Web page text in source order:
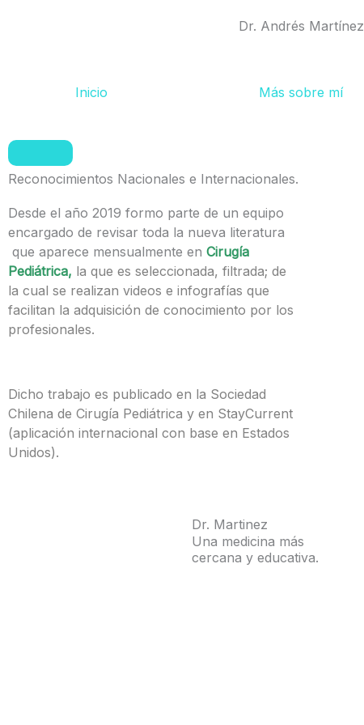
Dr. Andrés Martínez
Inicio Más sobre mí
Reconocimientos Nacionales e Internacionales.
Desde el año 2019 formo parte de un equipo
encargado de revisar toda la nueva literatura
que aparece mensualmente en Cirugía
Pediátrica, la que es seleccionada, filtrada; de
la cual se realizan videos e infografías que
facilitan la adquisición de conocimiento por los
profesionales.
Dicho trabajo es publicado en la Sociedad
Chilena de Cirugía Pediátrica y en StayCurrent
(aplicación internacional con base en Estados
Unidos).
Dr. Martinez
Una medicina más
cercana y educativa.